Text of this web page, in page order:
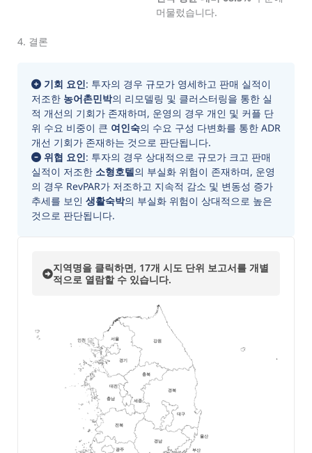
머물렀습니다.
4. 결론
기회 요인: 투자의 경우 규모가 영세하고 판매 실적이
저조한 농어촌민박의 리모델링 및 클러스터링을 통한 실
적 개선의 기회가 존재하며, 운영의 경우 개인 및 커플 단
위 수요 비중이 큰 여인숙의 수요 구성 다변화를 통한 ADR
개선 기회가 존재하는 것으로 판단됩니다.
위협 요인: 투자의 경우 상대적으로 규모가 크고 판매
실적이 저조한 소형호텔의 부실화 위험이 존재하며, 운영
의 경우 RevPAR가 저조하고 지속적 감소 및 변동성 증가
추세를 보인 생활숙박의 부실화 위험이 상대적으로 높은
것으로 판단됩니다.
지역명을 클릭하면, 17개 시도 단위 보고서를 개별
적으로 열람할 수 있습니다.